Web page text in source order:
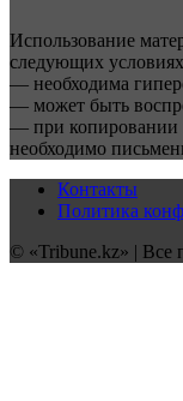
Использование
следующих
— необходима
— может быть
— при копировании
необходимо
Контакты
Политика
© «Tribune.kz» | Все